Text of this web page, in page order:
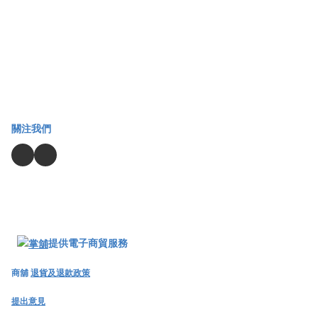
關注我們
提供電子商貿服務
商舖退貨及退款政策
提出意見